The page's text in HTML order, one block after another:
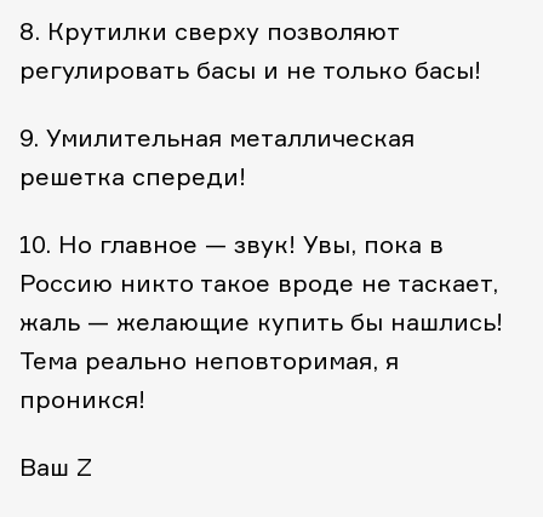
8. Крутилки сверху позволяют
регулировать басы и не только басы!
9. Умилительная металлическая
решетка спереди!
10. Но главное — звук! Увы, пока в
Россию никто такое вроде не таскает,
жаль — желающие купить бы нашлись!
Тема реально неповторимая, я
проникся!
Ваш Z